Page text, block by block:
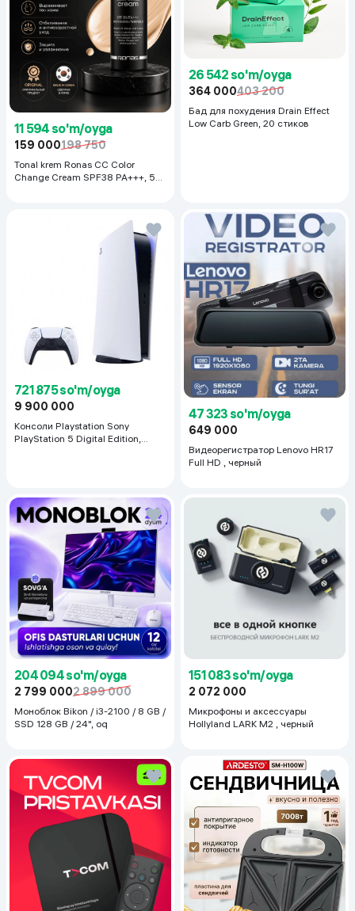
11 594 so'm/oyga
159 000198 750
Tonal krem Ronas CC Color
Change Cream SPF38 PA+++, 50
26 542 so'm/oyga
364 000403 200
Бад для похудения Drain Effect
Low Carb Green, 20 стиков
721 875 so'm/oyga
9 900 000
Консоли Playstation Sony
PlayStation 5 Digital Edition,
47 323 so'm/oyga
649 000
Видеорегистратор Lenovo HR17
Full HD , черный
204 094 so'm/oyga
2 799 0002 899 000
Моноблок Bikon / i3-2100 / 8 GB /
SSD 128 GB / 24", oq
151 083 so'm/oyga
2 072 000
Микрофоны и аксессуары
Hollyland LARK M2 , черный